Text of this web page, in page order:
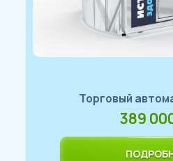
Торговый
389